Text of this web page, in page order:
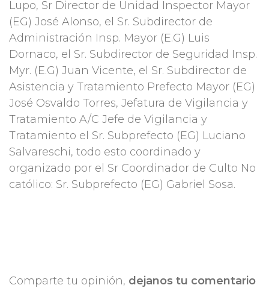
Lupo, Sr Director de Unidad Inspector Mayor
(EG) José Alonso, el Sr. Subdirector de
Administración Insp. Mayor (E.G) Luis
Dornaco, el Sr. Subdirector de Seguridad Insp.
Myr. (E.G) Juan Vicente, el Sr. Subdirector de
Asistencia y Tratamiento Prefecto Mayor (EG)
José Osvaldo Torres, Jefatura de Vigilancia y
Tratamiento A/C Jefe de Vigilancia y
Tratamiento el Sr. Subprefecto (EG) Luciano
Salvareschi, todo esto coordinado y
organizado por el Sr Coordinador de Culto No
católico: Sr. Subprefecto (EG) Gabriel Sosa.
Comparte tu opinión, dejanos tu comentario